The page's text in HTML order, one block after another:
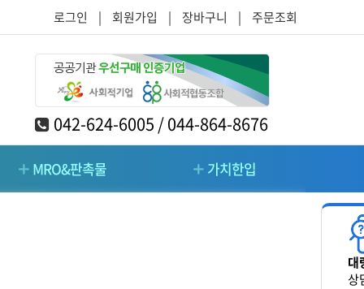
로그인 | 회원가입 | 장바구니 | 주문조회
042-624-6005 / 044-864-8676
MRO&판촉물 가치한입
대
상